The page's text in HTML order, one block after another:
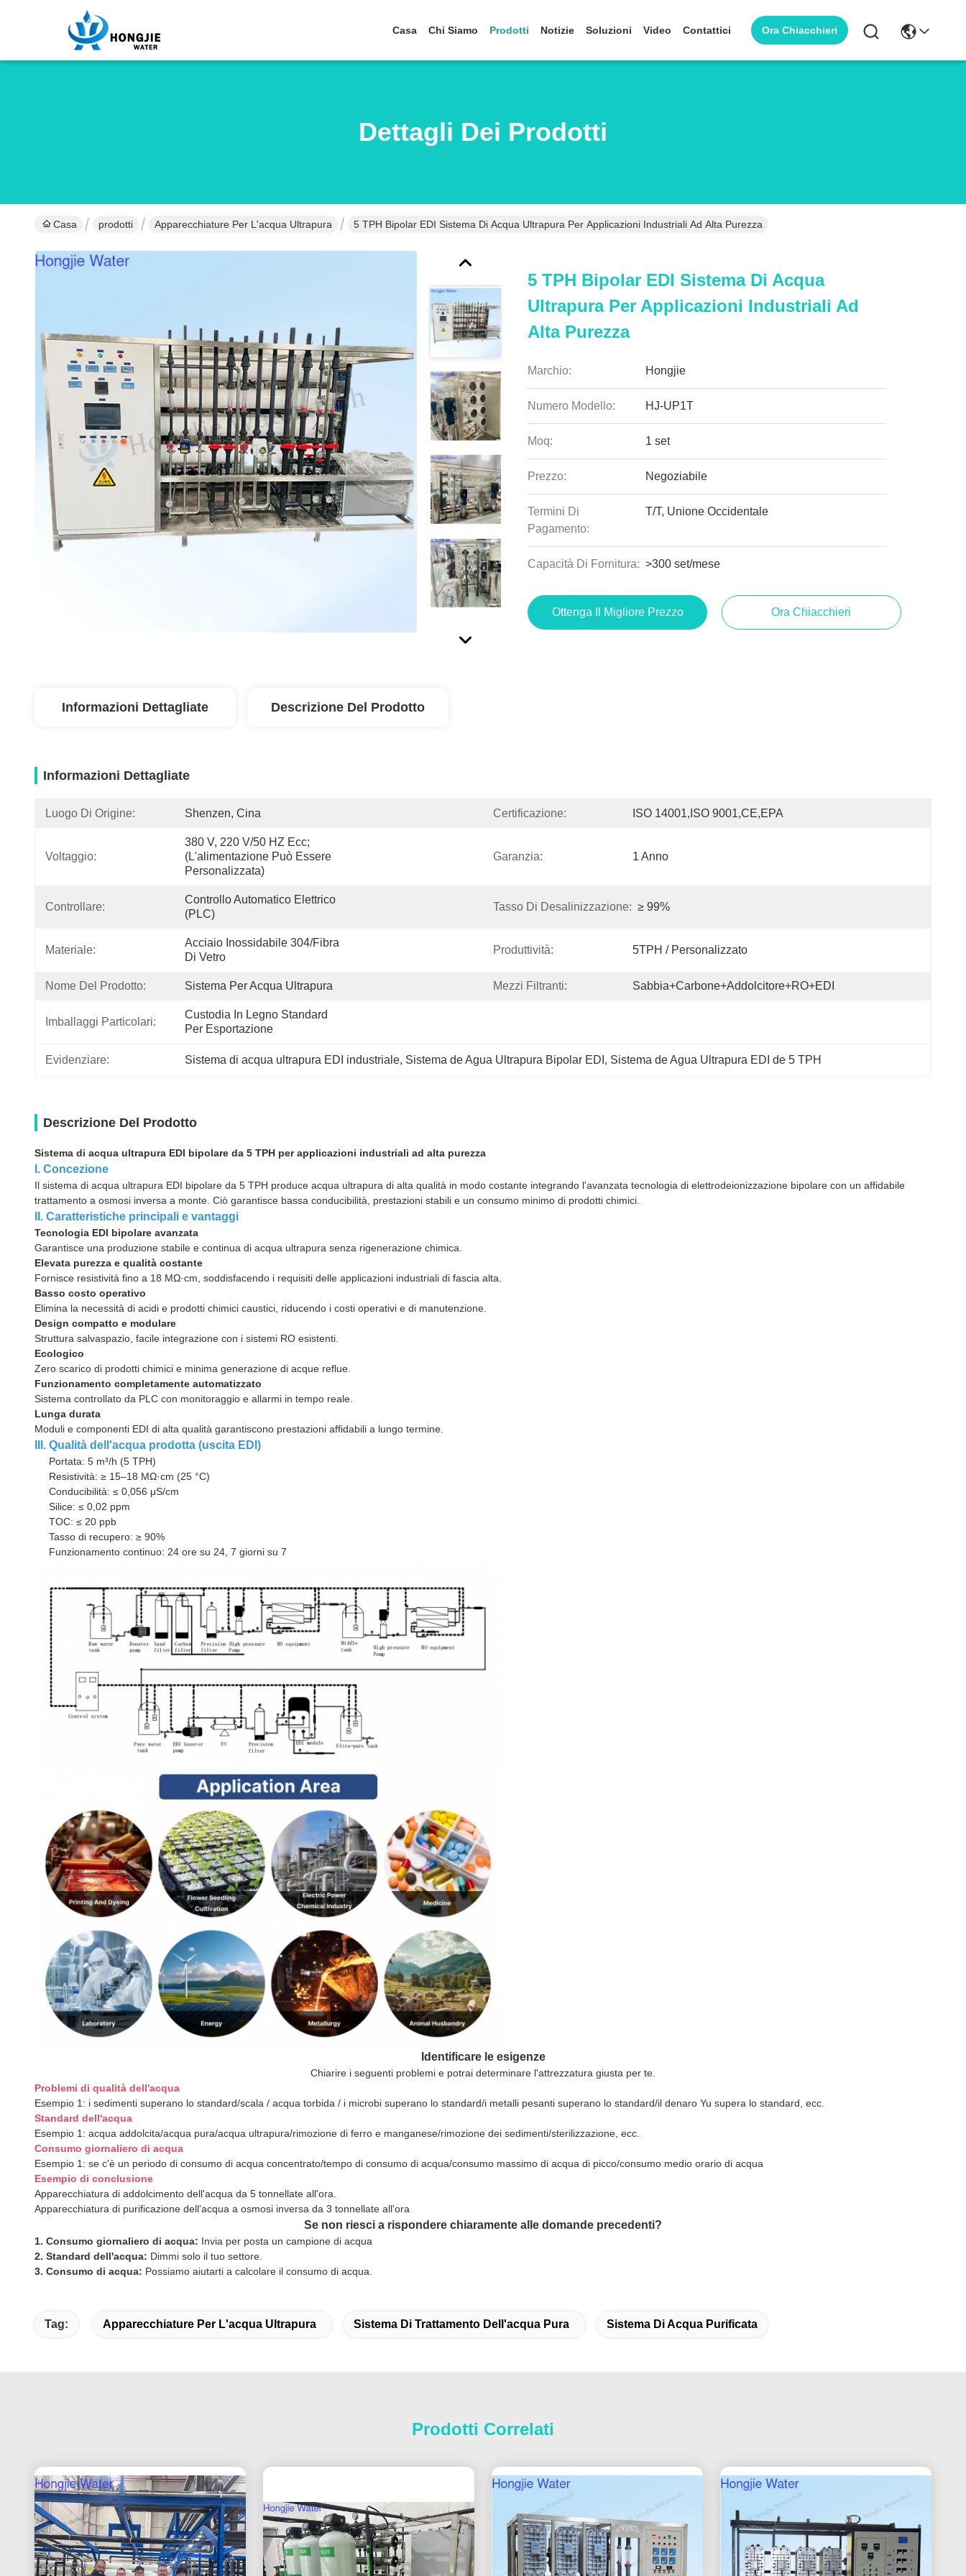
Casa Chi Siamo Prodotti Notizie Soluzioni Video Contattici Ora Chiacchieri
Dettagli Dei Prodotti
Casa prodotti Apparecchiature Per L'acqua Ultrapura 5 TPH Bipolar EDI Sistema Di Acqua Ultrapura Per Applicazioni Industriali Ad Alta Purezza
5 TPH Bipolar EDI Sistema Di Acqua
Ultrapura Per Applicazioni Industriali Ad
Alta Purezza
Marchio: Hongjie
Numero Modello: HJ-UP1T
Moq: 1 set
Prezzo: Negoziabile
Termini Di
Pagamento:
T/T, Unione Occidentale
Capacità Di Fornitura: >300 set/mese
Ottenga Il Migliore Prezzo Ora Chiacchieri
Informazioni Dettagliate Descrizione Del Prodotto
Informazioni Dettagliate
Luogo Di Origine: Shenzen, Cina Certificazione: ISO 14001,ISO 9001,CE,EPA
Voltaggio:
380 V, 220 V/50 HZ Ecc;
(L'alimentazione Può Essere
Personalizzata)
Garanzia: 1 Anno
Controllare:
Controllo Automatico Elettrico
(PLC)
Tasso Di Desalinizzazione: ≥ 99%
Materiale:
Acciaio Inossidabile 304/fibra
Di Vetro
Produttività: 5TPH / Personalizzato
Nome Del Prodotto: Sistema Per Acqua Ultrapura Mezzi Filtranti: Sabbia+carbone+addolcitore+RO+EDI
Imballaggi Particolari:
Custodia In Legno Standard
Per Esportazione
Evidenziare: Sistema di acqua ultrapura EDI industriale, Sistema de Agua Ultrapura Bipolar EDI , Sistema de Agua Ultrapura EDI de 5 TPH
Descrizione Del Prodotto
Sistema di acqua ultrapura EDI bipolare da 5 TPH per applicazioni industriali ad alta purezza
I. Concezione
Il sistema di acqua ultrapura EDI bipolare da 5 TPH produce acqua ultrapura di alta qualità in modo costante integrando l'avanzata tecnologia di elettrodeionizzazione bipolare con un affidabile
trattamento a osmosi inversa a monte. Ciò garantisce bassa conducibilità, prestazioni stabili e un consumo minimo di prodotti chimici.
II. Caratteristiche principali e vantaggi
Tecnologia EDI bipolare avanzata
Garantisce una produzione stabile e continua di acqua ultrapura senza rigenerazione chimica.
Elevata purezza e qualità costante
Fornisce resistività fino a 18 MΩ·cm, soddisfacendo i requisiti delle applicazioni industriali di fascia alta.
Basso costo operativo
Elimina la necessità di acidi e prodotti chimici caustici, riducendo i costi operativi e di manutenzione.
Design compatto e modulare
Struttura salvaspazio, facile integrazione con i sistemi RO esistenti.
Ecologico
Zero scarico di prodotti chimici e minima generazione di acque reflue.
Funzionamento completamente automatizzato
Sistema controllato da PLC con monitoraggio e allarmi in tempo reale.
Lunga durata
Moduli e componenti EDI di alta qualità garantiscono prestazioni affidabili a lungo termine.
III. Qualità dell'acqua prodotta (uscita EDI)
Portata: 5 m³/h (5 TPH)
Resistività: ≥ 15–18 MΩ·cm (25 °C)
Conducibilità: ≤ 0,056 μS/cm
Silice: ≤ 0,02 ppm
TOC: ≤ 20 ppb
Tasso di recupero: ≥ 90%
Funzionamento continuo: 24 ore su 24, 7 giorni su 7
Identificare le esigenze
Chiarire i seguenti problemi e potrai determinare l'attrezzatura giusta per te.
Problemi di qualità dell'acqua
Esempio 1: i sedimenti superano lo standard/scala / acqua torbida / i microbi superano lo standard/i metalli pesanti superano lo standard/il denaro Yu supera lo standard, ecc.
Standard dell'acqua
Esempio 1: acqua addolcita/acqua pura/acqua ultrapura/rimozione di ferro e manganese/rimozione dei sedimenti/sterilizzazione, ecc.
Consumo giornaliero di acqua
Esempio 1: se c'è un periodo di consumo di acqua concentrato/tempo di consumo di acqua/consumo massimo di acqua di picco/consumo medio orario di acqua
Esempio di conclusione
Apparecchiatura di addolcimento dell'acqua da 5 tonnellate all'ora.
Apparecchiatura di purificazione dell'acqua a osmosi inversa da 3 tonnellate all'ora
Se non riesci a rispondere chiaramente alle domande precedenti?
1. Consumo giornaliero di acqua: Invia per posta un campione di acqua
2. Standard dell'acqua: Dimmi solo il tuo settore.
3. Consumo di acqua: Possiamo aiutarti a calcolare il consumo di acqua.
Tag: Apparecchiature Per L'acqua Ultrapura Sistema Di Trattamento Dell'acqua Pura Sistema Di Acqua Purificata
Prodotti Correlati